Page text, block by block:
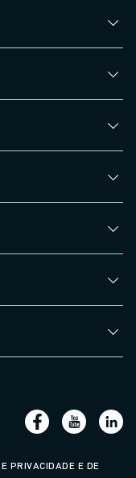
PRIVACIDADE E DE